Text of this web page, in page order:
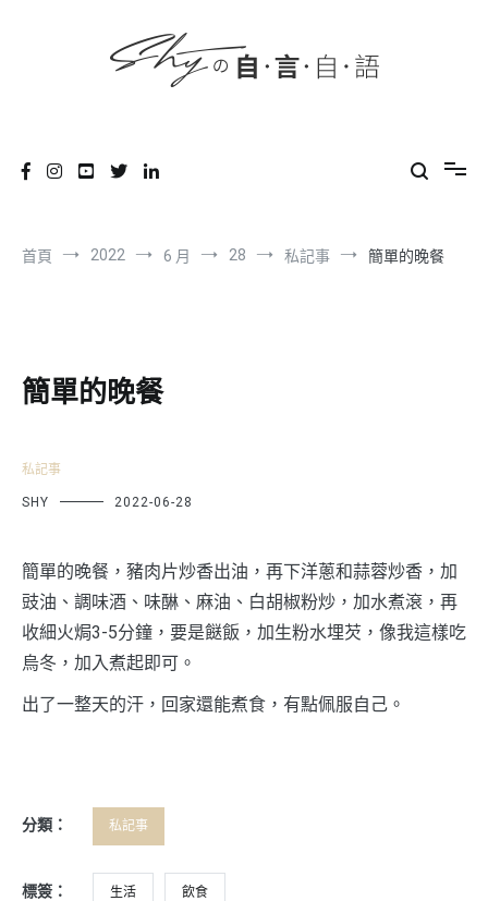
首頁 2022 6 月 28 私記事 簡單的晚餐
簡單的晚餐
私記事
SHY 2022-06-28
簡單的晚餐，豬肉片炒香出油，再下洋蔥和蒜蓉炒香，加
豉油、調味酒、味醂、麻油、白胡椒粉炒，加水煮滾，再
收細火焗3-5分鐘，要是餸飯，加生粉水埋芡，像我這樣吃
烏冬，加入煮起即可。
出了一整天的汗，回家還能煮食，有點佩服自己。
分類： 私記事
標簽： 生活 飲食